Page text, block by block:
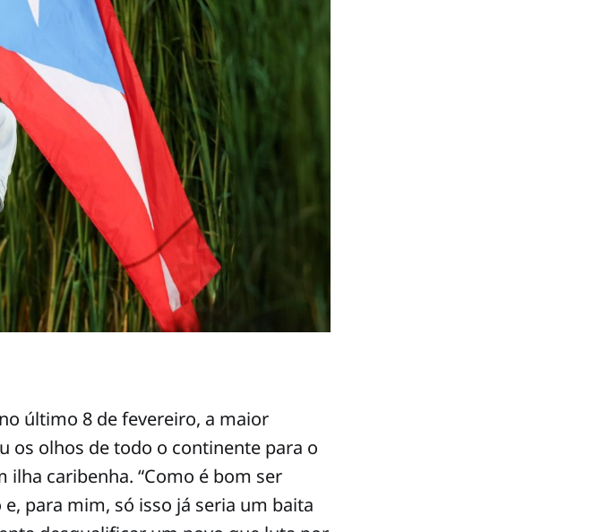
último 8 de fevereiro, a maior
os olhos de todo o continente para o
ilha caribenha. “Como é bom ser
para mim, só isso já seria um baita